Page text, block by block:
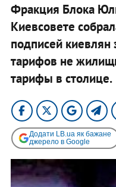
Фракция Блока
Киевсовете
подписей
тарифов не
тарифы в столице.
Додати LB.ua як бажане
джерело в Google